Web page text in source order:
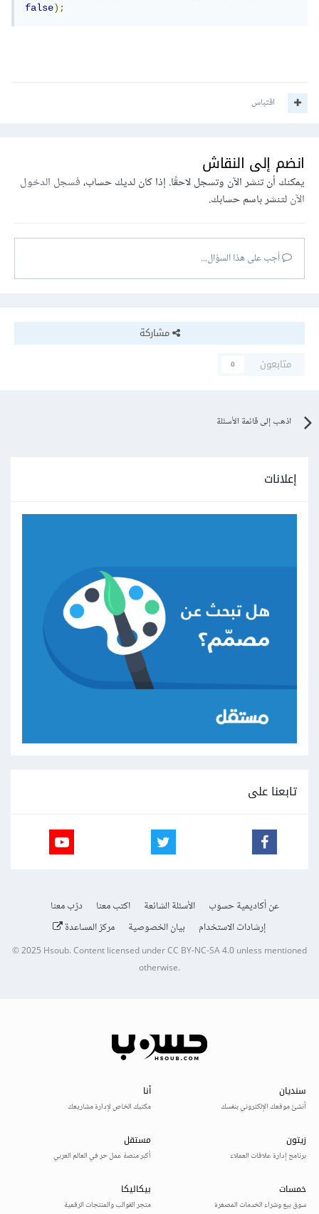
false);
اقتباس
انضم إلى النقاش
يمكنك أن تنشر الآن وتسجل لاحقًا. إذا كان لديك حساب،فسجل الدخول
الآنلتنشر باسم حسابك.
أجب على هذا السؤال...
مشاركة
متابعون
0
اذهب إلى قائمة الأسئلة
إعلانات
تابعنا على
عن أكاديمية حسوب الأسئلة الشائعة اكتب معنا
درّب معنا
إرشادات الاستخدام
بيان الخصوصية مركز المساعدة
© 2025Hsoub.Content licensed underCC BY-NC-SA 4.0unless mentioned
otherwise.